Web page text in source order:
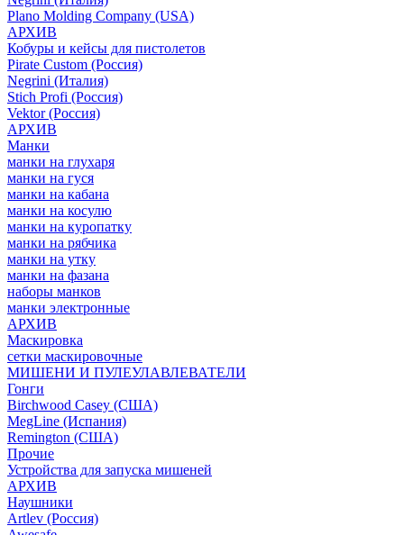
Plano Molding Company (USA)
АРХИВ
Кобуры и кейсы для пистолетов
Pirate Custom (Россия)
Negrini (Италия)
Stich Profi (Россия)
Vektor (Россия)
АРХИВ
Манки
манки на глухаря
манки на гуся
манки на кабана
манки на косулю
манки на куропатку
манки на рябчика
манки на утку
манки на фазана
наборы манков
манки электронные
АРХИВ
Маскировка
сетки маскировочные
МИШЕНИ И ПУЛЕУЛАВЛЕВАТЕЛИ
Гонги
Birchwood Casey (США)
MegLine (Испания)
Remington (США)
Прочие
Устройства для запуска мишеней
АРХИВ
Наушники
Artlev (Россия)